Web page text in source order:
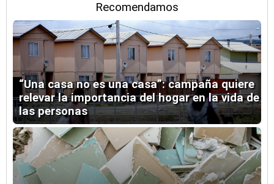
Recomendamos
“Una casa no es una casa”: campaña quiere
relevar la importancia del hogar en la vida de
las personas